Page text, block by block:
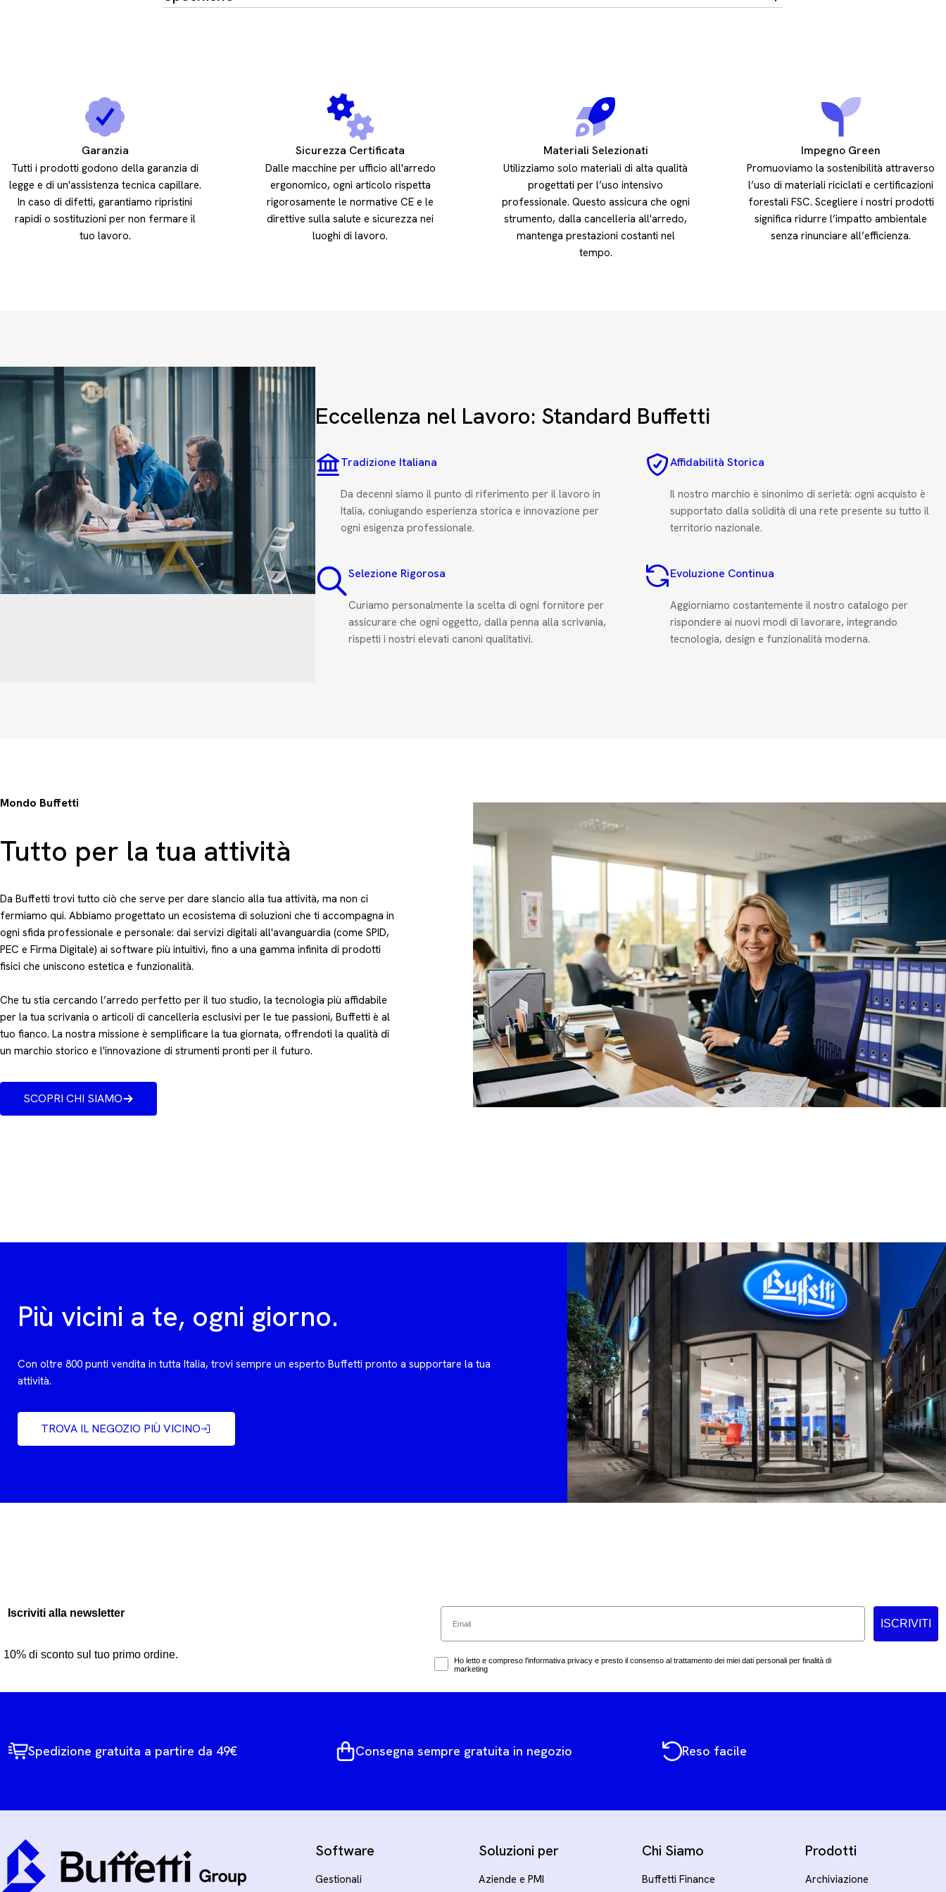
Garanzia
Tutti i prodotti godono della garanzia di
legge e di un'assistenza tecnica capillare.
In caso di difetti, garantiamo ripristini
rapidi o sostituzioni per non fermare il
tuo lavoro.
Sicurezza Certificata
Dalle macchine per ufficio all'arredo
ergonomico, ogni articolo rispetta
rigorosamente le normative CE e le
direttive sulla salute e sicurezza nei
luoghi di lavoro.
Materiali Selezionati
Utilizziamo solo materiali di alta qualità
progettati per l’uso intensivo
professionale. Questo assicura che ogni
strumento, dalla cancelleria all'arredo,
mantenga prestazioni costanti nel
tempo.
Impegno Green
Promuoviamo la sostenibilità attraverso
l’uso di materiali riciclati e certificazioni
forestali FSC. Scegliere i nostri prodotti
significa ridurre l’impatto ambientale
senza rinunciare all’efficienza.
Eccellenza nel Lavoro: Standard Buffetti
Tradizione Italiana
Da decenni siamo il punto di riferimento per il lavoro in
Italia, coniugando esperienza storica e innovazione per
ogni esigenza professionale.
Affidabilità Storica
Il nostro marchio è sinonimo di serietà: ogni acquisto è
supportato dalla solidità di una rete presente su tutto il
territorio nazionale.
Selezione Rigorosa
Curiamo personalmente la scelta di ogni fornitore per
assicurare che ogni oggetto, dalla penna alla scrivania,
rispetti i nostri elevati canoni qualitativi.
Evoluzione Continua
Aggiorniamo costantemente il nostro catalogo per
rispondere ai nuovi modi di lavorare, integrando
tecnologia, design e funzionalità moderna.
Mondo Buffetti
Tutto per la tua attività
Da Buffetti trovi tutto ciò che serve per dare slancio alla tua attività, ma non ci
fermiamo qui. Abbiamo progettato un ecosistema di soluzioni che ti accompagna in
ogni sfida professionale e personale: dai servizi digitali all'avanguardia (come SPID,
PEC e Firma Digitale) ai software più intuitivi, fino a una gamma infinita di prodotti
fisici che uniscono estetica e funzionalità.
Che tu stia cercando l’arredo perfetto per il tuo studio, la tecnologia più affidabile
per la tua scrivania o articoli di cancelleria esclusivi per le tue passioni, Buffetti è al
tuo fianco. La nostra missione è semplificare la tua giornata, offrendoti la qualità di
un marchio storico e l'innovazione di strumenti pronti per il futuro.
SCOPRI CHI SIAMO
Più vicini a te, ogni giorno.
Con oltre 800 punti vendita in tutta Italia, trovi sempre un esperto Buffetti pronto a supportare la tua
attività.
TROVA IL NEGOZIO PIÙ VICINO
Iscriviti alla newsletter Email
ISCRIVITI
10% di sconto sul tuo primo ordine. Marketing Consent
Ho letto e compreso l'informativa privacy e presto il consenso al trattamento dei miei dati personali per finalità di
marketing
Spedizione gratuita a partire da 49€ Consegna sempre gratuita in negozio Reso facile
Software
Gestionali
Soluzioni per
Aziende e PMI
Chi Siamo
Buffetti Finance
Prodotti
Archiviazione